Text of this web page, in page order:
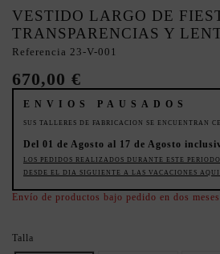
VESTIDO LARGO DE
TRANSPARENCIAS Y
Referencia 23-V-001
670,00 €
ENVIOS PAUSADOS
SUS TALLERES DE FABRICACION SE ENCUENTRAN
Del 01 de Agosto al 17 de Agosto
LOS PEDIDOS REALIZADOS DURANTE ESTE
DESDE EL DIA SIGUIENTE A LAS VACACIONES
Envío de productos bajo pedido en dos
Talla